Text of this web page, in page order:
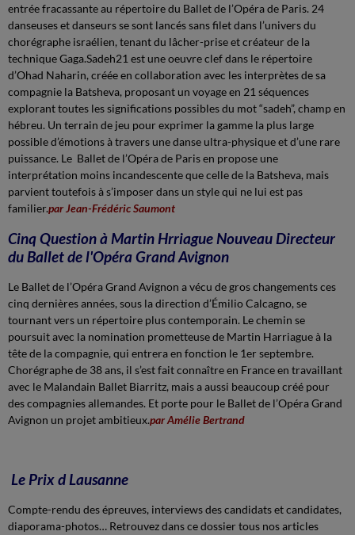
entrée fracassante au répertoire du Ballet de l’Opéra de Paris. 24
danseuses et danseurs se sont lancés sans filet dans l’univers du
chorégraphe israélien, tenant du lâcher-prise et créateur de la
technique Gaga.Sadeh21 est une oeuvre clef dans le répertoire
d’Ohad Naharin, créée en collaboration avec les interprètes de sa
compagnie la Batsheva, proposant un voyage en 21 séquences
explorant toutes les significations possibles du mot “sadeh”, champ en
hébreu. Un terrain de jeu pour exprimer la gamme la plus large
possible d’émotions à travers une danse ultra-physique et d’une rare
puissance. Le Ballet de l’Opéra de Paris en propose une
interprétation moins incandescente que celle de la Batsheva, mais
parvient toutefois à s’imposer dans un style qui ne lui est pas
familier.par Jean-Frédéric Saumont
Cinq Question à Martin Hrriague Nouveau Directeur
du Ballet de l'Opéra Grand Avignon
Le Ballet de l’Opéra Grand Avignon a vécu de gros changements ces
cinq dernières années, sous la direction d’Émilio Calcagno, se
tournant vers un répertoire plus contemporain. Le chemin se
poursuit avec la nomination prometteuse de Martin Harriague à la
tête de la compagnie, qui entrera en fonction le 1er septembre.
Chorégraphe de 38 ans, il s’est fait connaître en France en travaillant
avec le Malandain Ballet Biarritz, mais a aussi beaucoup créé pour
des compagnies allemandes. Et porte pour le Ballet de l’Opéra Grand
Avignon un projet ambitieux.par Amélie Bertrand
Le Prix d Lausanne
Compte-rendu des épreuves, interviews des candidats et candidates,
diaporama-photos… Retrouvez dans ce dossier tous nos articles